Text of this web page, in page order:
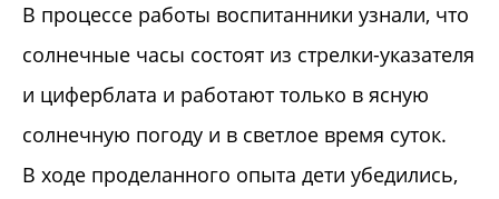
В процессе работы воспитанники узнали, что
солнечные часы состоят из стрелки-указателя
и циферблата и работают только в ясную
солнечную погоду и в светлое время суток.
В ходе проделанного опыта дети убедились,